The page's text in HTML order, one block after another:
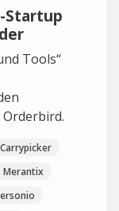
Startup
Tools“
Carrypicker
Merantix